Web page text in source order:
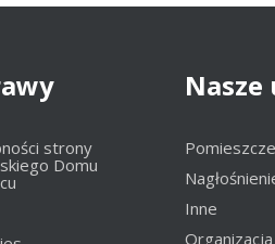
strony
Domu
Nasze
Inne